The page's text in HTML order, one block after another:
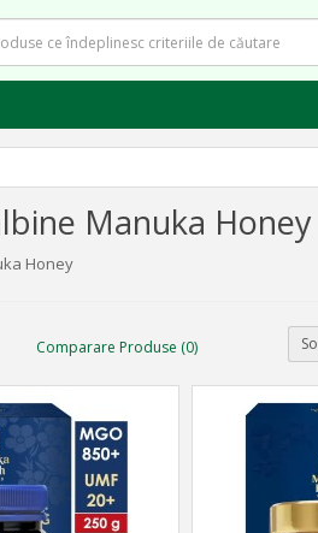
Manuka Honey
Honey
Comparare Produse (0)